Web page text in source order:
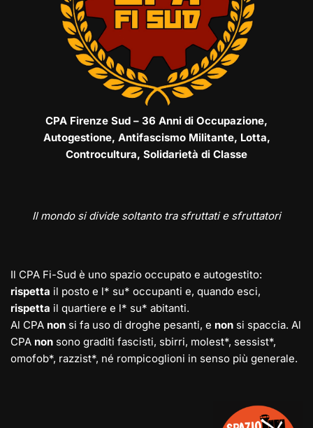
CPA Firenze Sud – 36 Anni di Occupazione,
Autogestione, Antifascismo Militante, Lotta,
Controcultura, Solidarietà di Classe
Il mondo si divide soltanto tra sfruttati e sfruttatori
Il CPA Fi-Sud è uno spazio occupato e autogestito:
rispetta il posto e l* su* occupanti e, quando esci,
rispetta il quartiere e l* su* abitanti.
Al CPA non si fa uso di droghe pesanti, e non si spaccia. Al
CPA non sono graditi fascisti, sbirri, molest*, sessist*,
omofob*, razzist*, né rompicoglioni in senso più generale.